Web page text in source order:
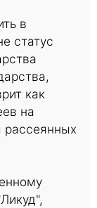
в
статус
как
на
рассеянных